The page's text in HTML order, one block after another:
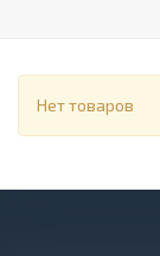
Нет товаров